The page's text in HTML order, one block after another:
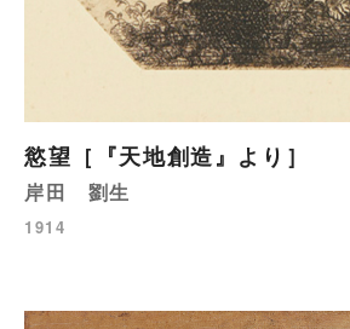
慾望［『天地創造』より］
岸田 劉生
1914